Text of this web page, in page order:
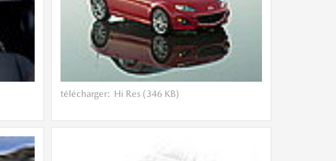
télécharger: Hi Res (346 KB)